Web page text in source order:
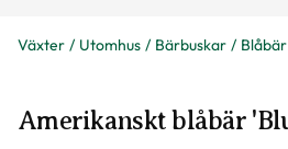
Växter Utomhus Bärbuskar Blåbär
Amerikanskt blåbär